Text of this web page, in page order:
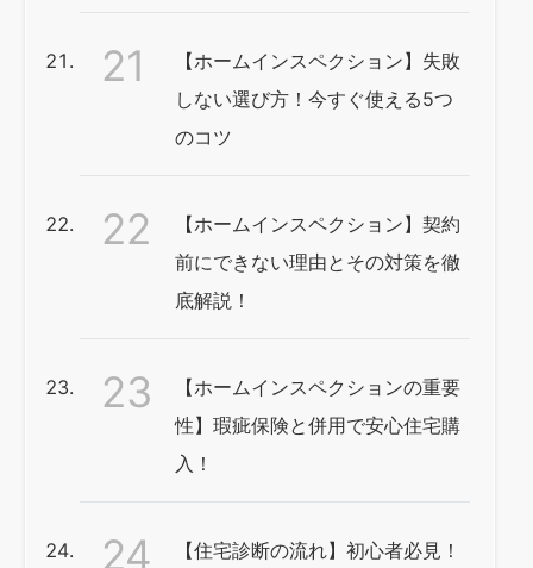
【ホームインスペクション】失敗
しない選び方！今すぐ使える5つ
のコツ
【ホームインスペクション】契約
前にできない理由とその対策を徹
底解説！
【ホームインスペクションの重要
性】瑕疵保険と併用で安心住宅購
入！
【住宅診断の流れ】初心者必見！